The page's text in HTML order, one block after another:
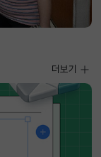
더보기